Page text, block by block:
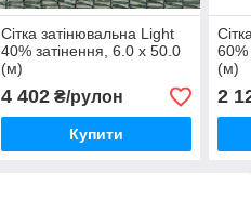
Сітка затінювальна Light
40% затінення, 6.0 х 50.0
(м)
4 402₴/рулон
Купити
60%
(м)
2